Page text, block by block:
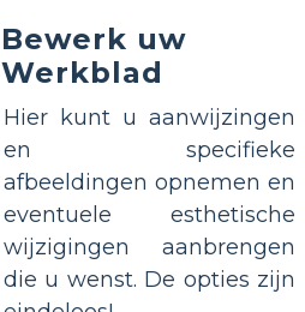
Bewerk uw
Werkblad
Hier kunt u aanwijzingen
en specifieke
afbeeldingen opnemen en
eventuele esthetische
wijzigingen aanbrengen
die u wenst. De opties zijn